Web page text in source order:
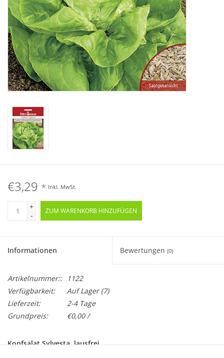
€3,29 * Inkl. MwSt.
+
-
ZUM WARENKORB HINZUFÜGEN
Informationen Bewertungen (0)
Artikelnummer::
1122
Verfügbarkeit:
Auf Lager(7)
Lieferzeit:
2-4 Tage
Grundpreis:
€0,00 /
Kopfsalat Sylvesta, lausfrei